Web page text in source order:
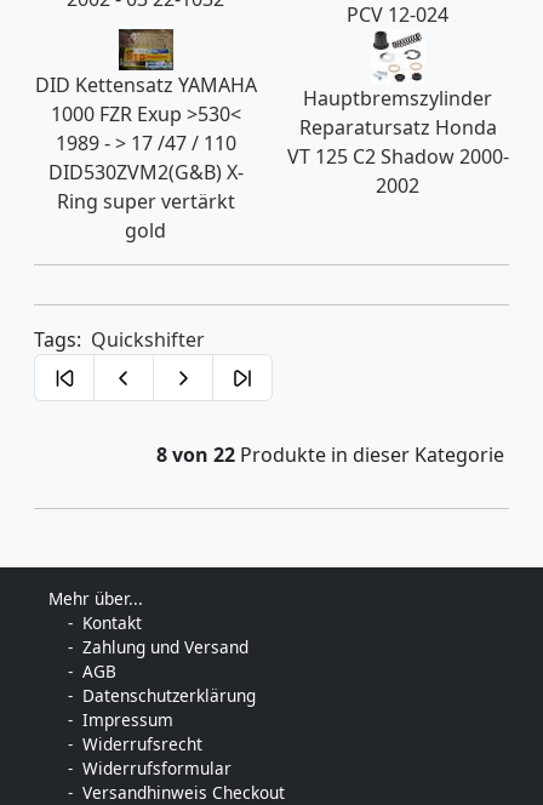
PCV 12-024
DID Kettensatz YAMAHA
1000 FZR Exup >530<
1989 - > 17 /47 / 110
DID530ZVM2(G&B) X-
Ring super vertärkt
gold
Hauptbremszylinder
Reparatursatz Honda
VT 125 C2 Shadow 2000-
2002
Tags: Quickshifter
8 von 22 Produkte in dieser Kategorie
Mehr über...
Kontakt
Zahlung und Versand
AGB
Datenschutzerklärung
Impressum
Widerrufsrecht
Widerrufsformular
Versandhinweis Checkout